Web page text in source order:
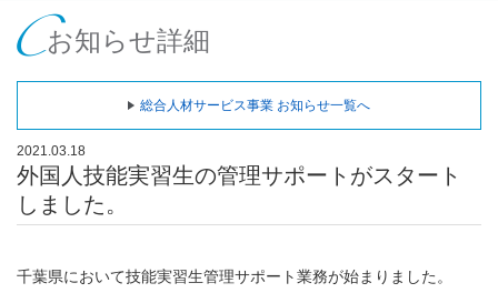
お知らせ詳細
総合人材サービス事業 お知らせ一覧へ
2021.03.18
外国人技能実習生の管理サポートがスタート
しました。
千葉県において技能実習生管理サポート業務が始まりました。